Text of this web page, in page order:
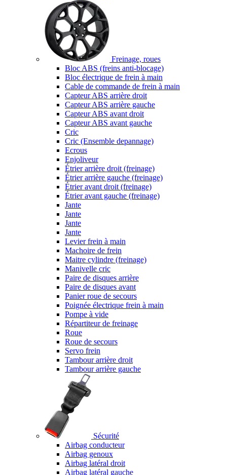
Freinage, roues
Bloc ABS (freins anti-blocage)
Bloc électrique de frein à main
Cable de commande de frein à main
Capteur ABS arrière droit
Capteur ABS arrière gauche
Capteur ABS avant droit
Capteur ABS avant gauche
Cric
Cric (Ensemble depannage)
Ecrous
Enjoliveur
Étrier arrière droit (freinage)
Étrier arrière gauche (freinage)
Étrier avant droit (freinage)
Étrier avant gauche (freinage)
Jante
Jante
Jante
Jante
Levier frein à main
Machoire de frein
Maitre cylindre (freinage)
Manivelle cric
Paire de disques arrière
Paire de disques avant
Panier roue de secours
Poignée électrique frein à main
Pompe à vide
Répartiteur de freinage
Roue
Roue de secours
Servo frein
Tambour arrière droit
Tambour arrière gauche
Sécurité
Airbag conducteur
Airbag genoux
Airbag latéral droit
Airbag latéral gauche